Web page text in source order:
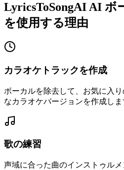
LyricsToSongAI AI ボ
を使用する理由
カラオケトラックを作成
ボーカルを除去して、お気に入
なカラオケバージョンを作成しま
歌の練習
声域に合った曲のインストゥル